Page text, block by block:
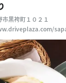
黒袴町１０２１